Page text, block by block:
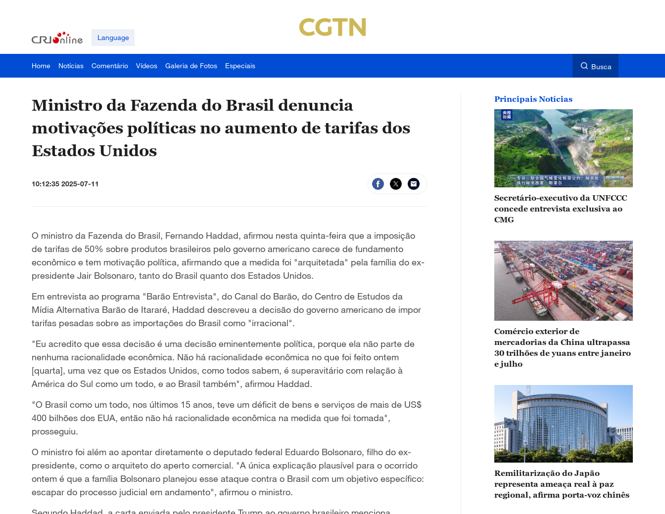
Language
Home Notícias Comentário Vídeos Galeria de Fotos Especiais Busca
Ministro da Fazenda do Brasil denuncia
motivações políticas no aumento de tarifas dos
Estados Unidos
10:12:35 2025-07-11
O ministro da Fazenda do Brasil, Fernando Haddad, afirmou nesta quinta-feira que a imposição
de tarifas de 50% sobre produtos brasileiros pelo governo americano carece de fundamento
econômico e tem motivação política, afirmando que a medida foi "arquitetada" pela família do ex-
presidente Jair Bolsonaro, tanto do Brasil quanto dos Estados Unidos.
Em entrevista ao programa "Barão Entrevista", do Canal do Barão, do Centro de Estudos da
Mídia Alternativa Barão de Itararé, Haddad descreveu a decisão do governo americano de impor
tarifas pesadas sobre as importações do Brasil como "irracional".
"Eu acredito que essa decisão é uma decisão eminentemente política, porque ela não parte de
nenhuma racionalidade econômica. Não há racionalidade econômica no que foi feito ontem
[quarta], uma vez que os Estados Unidos, como todos sabem, é superavitário com relação à
América do Sul como um todo, e ao Brasil também", afirmou Haddad.
"O Brasil como um todo, nos últimos 15 anos, teve um déficit de bens e serviços de mais de US$
400 bilhões dos EUA, então não há racionalidade econômica na medida que foi tomada",
prosseguiu.
O ministro foi além ao apontar diretamente o deputado federal Eduardo Bolsonaro, filho do ex-
presidente, como o arquiteto do aperto comercial. "A única explicação plausível para o ocorrido
ontem é que a família Bolsonaro planejou esse ataque contra o Brasil com um objetivo específico:
escapar do processo judicial em andamento", afirmou o ministro.
Principais Notícias
Secretário-executivo da UNFCCC
concede entrevista exclusiva ao
CMG
Comércio exterior de
mercadorias da China ultrapassa
30 trilhões de yuans entre janeiro
e julho
Remilitarização do Japão
representa ameaça real à paz
regional, afirma porta-voz chinês